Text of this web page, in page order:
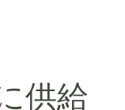
供給